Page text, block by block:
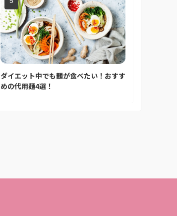
ダイエット中でも麺が食べたい！おすす
めの代用麺4選！